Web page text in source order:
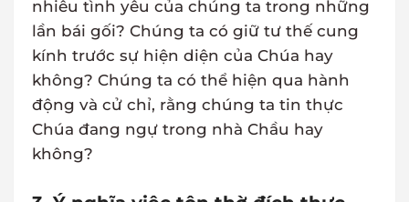
nhiêu tình yêu của chúng ta trong những
lần bái gối? Chúng ta có giữ tư thế cung
kính trước sự hiện diện của Chúa hay
không? Chúng ta có thể hiện qua hành
động và cử chỉ, rằng chúng ta tin thực
Chúa đang ngự trong nhà Chầu hay
không?